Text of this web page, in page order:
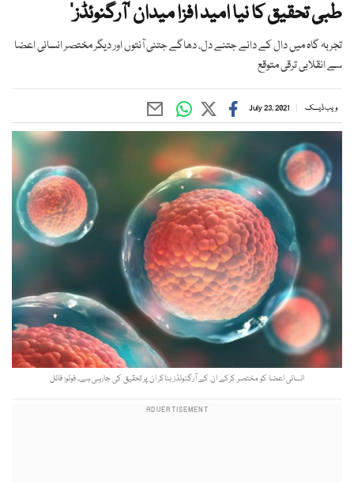
طبی تحقیق کا نیا امید افزا میدان ’آرگنوئڈز‘
تجربہ گاہ میں دال کے دانے جتنے دل، دھاگے جتنی آنتوں اور دیگر مختصر انسانی اعضا
سے انقلابی ترقی متوقع
ویب ڈیسک July 23, 2021
انسانی اعضا کو مختصر کرکے ان کے آرگنوئڈز بناکر ان پر تحقیق کی جارہی ہے۔ فوٹو: فائل